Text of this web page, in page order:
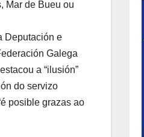
Mar de Bueu ou
Deputación e
Galega
a “ilusión”
do servizo
posible grazas ao